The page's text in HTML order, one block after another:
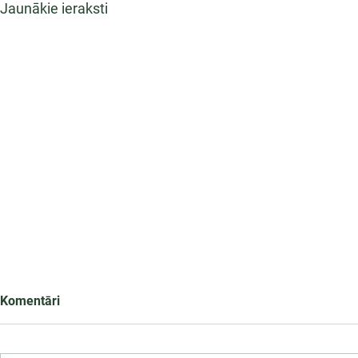
Jaunākie ieraksti
Komentāri